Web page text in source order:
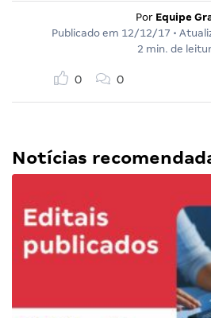
Por Equipe
Publicado em 12/12/17 •
2 min. de
0 0
Notícias